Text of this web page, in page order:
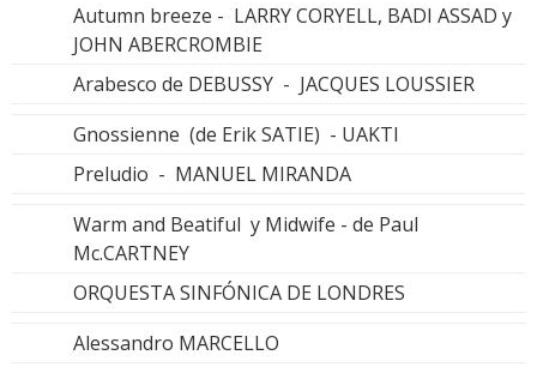
Autumn breeze - LARRY CORYELL, BADI ASSAD y
JOHN ABERCROMBIE
Arabesco de DEBUSSY - JACQUES LOUSSIER
Gnossienne (de Erik SATIE) - UAKTI
Preludio - MANUEL MIRANDA
Warm and Beatiful y Midwife - de Paul
Mc.CARTNEY
ORQUESTA SINFÓNICA DE LONDRES
Alessandro MARCELLO